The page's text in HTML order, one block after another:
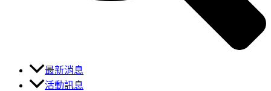
最新消息
活動訊息